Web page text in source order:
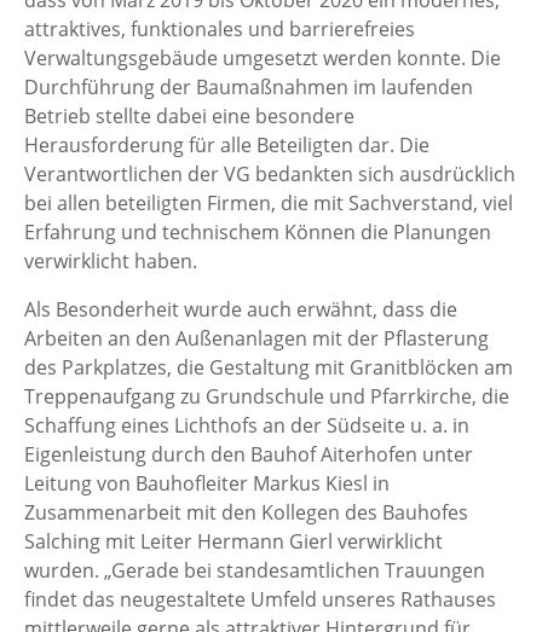
attraktives, funktionales und barrierefreies
Verwaltungsgebäude umgesetzt werden konnte. Die
Durchführung der Baumaßnahmen im laufenden
Betrieb stellte dabei eine besondere
Herausforderung für alle Beteiligten dar. Die
Verantwortlichen der VG bedankten sich ausdrücklich
bei allen beteiligten Firmen, die mit Sachverstand, viel
Erfahrung und technischem Können die Planungen
verwirklicht haben.
Als Besonderheit wurde auch erwähnt, dass die
Arbeiten an den Außenanlagen mit der Pflasterung
des Parkplatzes, die Gestaltung mit Granitblöcken am
Treppenaufgang zu Grundschule und Pfarrkirche, die
Schaffung eines Lichthofs an der Südseite u. a. in
Eigenleistung durch den Bauhof Aiterhofen unter
Leitung von Bauhofleiter Markus Kiesl in
Zusammenarbeit mit den Kollegen des Bauhofes
Salching mit Leiter Hermann Gierl verwirklicht
wurden. „Gerade bei standesamtlichen Trauungen
findet das neugestaltete Umfeld unseres Rathauses